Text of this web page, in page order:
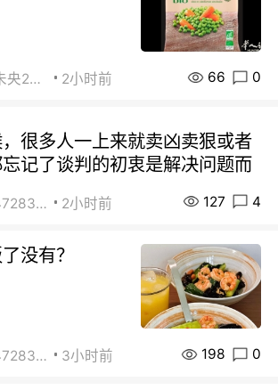
长乐未央2015 2小时前 66 0
很多人一上来就卖凶卖狠或者
记了谈判的初衷是解决问题而
街友472838572 2小时前 127 4
没有？
街友472838572 3小时前 198 0